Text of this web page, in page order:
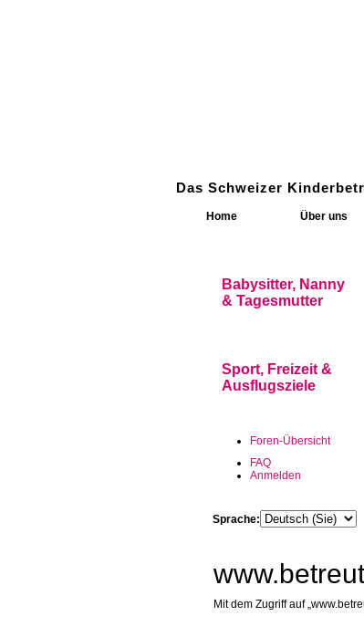
Das Schweizer
Home Über uns
Babysitter, Nanny
& Tagesmutter
Sport, Freizeit &
Ausflugsziele
Foren-Übersicht
FAQ
Anmelden
Sprache:
Mit dem Zugriff auf